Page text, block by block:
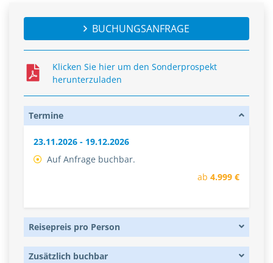
BUCHUNGSANFRAGE
Klicken Sie hier um den Sonderprospekt
herunterzuladen
Termine
23.11.2026 - 19.12.2026
Auf Anfrage buchbar.
ab 4.999 €
Reisepreis pro Person
Zusätzlich buchbar